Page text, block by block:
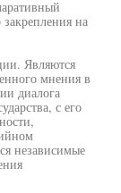
закрепления на
Являются
мнения в
диалога
с его
независимые